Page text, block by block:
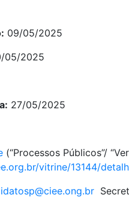
09/05/2025
05/2025
27/05/2025
(“Processos Públicos”/
vitrine/13144/